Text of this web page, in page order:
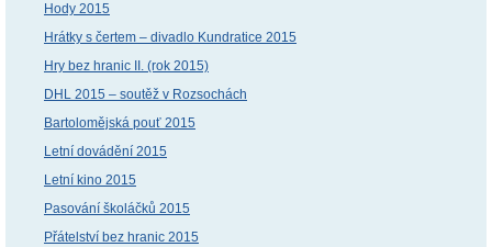
Hody 2015
Hrátky s čertem – divadlo Kundratice 2015
Hry bez hranic II. (rok 2015)
DHL 2015 – soutěž v Rozsochách
Bartolomějská pouť 2015
Letní dovádění 2015
Letní kino 2015
Pasování školáčků 2015
Přátelství bez hranic 2015